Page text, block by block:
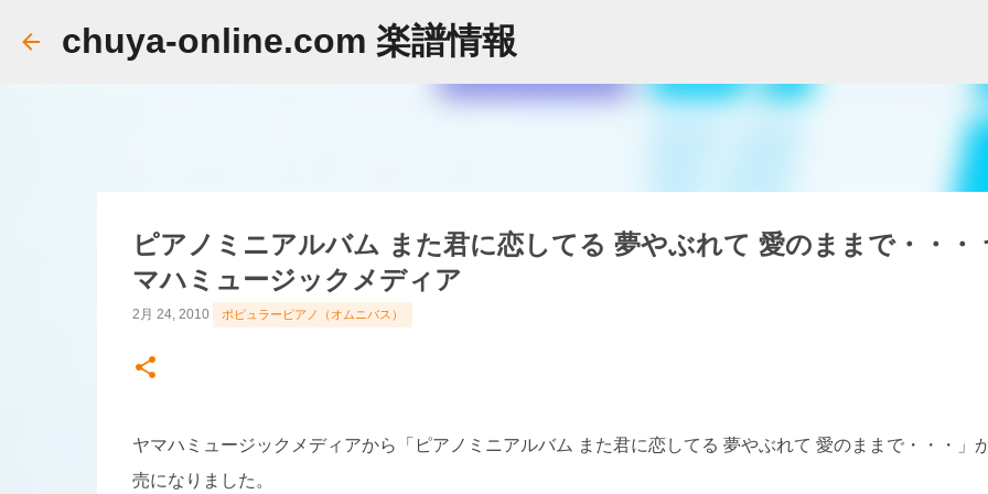
chuya-online.com 楽譜情報
ピアノミニアルバム また君に恋してる 夢やぶれて 愛のままで・・・
マハミュージックメディア
2月 24, 2010 ポピュラーピアノ（オムニバス）
ヤマハミュージックメディアから「ピアノミニアルバム また君に恋してる 夢やぶれて 愛のままで・・・」
売になりました。